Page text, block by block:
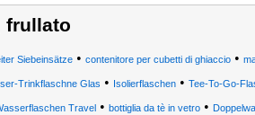
frullato
Siebeinsätze• contenitore per cubetti di ghiaccio•
Trinkflaschne Glas • Isolierflaschen• Tee-To-Go-
Travel• bottiglia da tè in vetro•